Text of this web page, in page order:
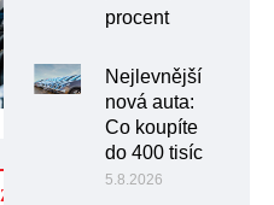
ZOBRAZIT
procent
Nejlevnější
nová auta:
Co koupíte
do 400 tisíc
5.8.2026